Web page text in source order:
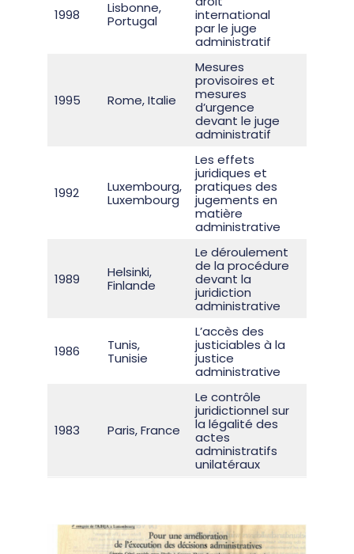
1998
Lisbonne,
Portugal
international
par le juge
administratif
1995 Rome, Italie
Mesures
provisoires et
mesures
d’urgence
devant le juge
administratif
1992
Luxembourg,
Luxembourg
Les effets
juridiques et
pratiques des
jugements en
matière
administrative
1989
Helsinki,
Finlande
Le déroulement
de la procédure
devant la
juridiction
administrative
1986
Tunis,
Tunisie
L’accès des
justiciables à la
justice
administrative
1983 Paris, France
Le contrôle
juridictionnel sur
la légalité des
actes
administratifs
unilatéraux